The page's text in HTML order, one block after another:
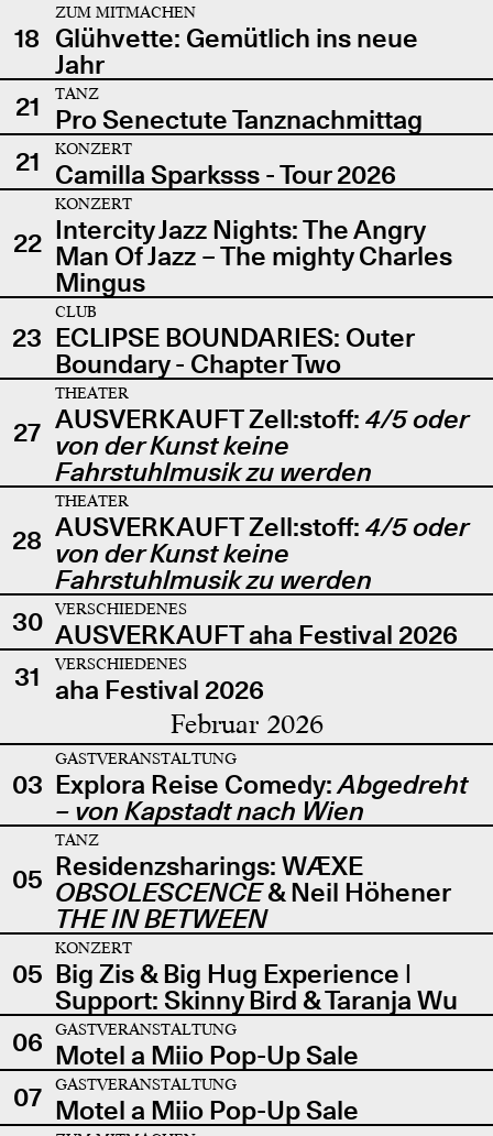
18
ZUM MITMACHEN
Glühvette: Gemütlich ins neue
Jahr
21
TANZ
Pro Senectute Tanznachmittag
21
KONZERT
Camilla Sparksss - Tour 2026
22
KONZERT
Intercity Jazz Nights: The Angry
Man Of Jazz – The mighty Charles
Mingus
23
CLUB
ECLIPSE BOUNDARIES: Outer
Boundary - Chapter Two
27
THEATER
AUSVERKAUFT Zell:stoff: 4/5 oder
von der Kunst keine
Fahrstuhlmusik zu werden
28
THEATER
AUSVERKAUFT Zell:stoff: 4/5 oder
von der Kunst keine
Fahrstuhlmusik zu werden
30
VERSCHIEDENES
AUSVERKAUFT aha Festival 2026
31
VERSCHIEDENES
aha Festival 2026
Februar 2026
03
GASTVERANSTALTUNG
Explora Reise Comedy:Abgedreht
– von Kapstadt nach Wien
05
TANZ
Residenzsharings: WÆXE
OBSOLESCENCE& Neil Höhener
THE IN BETWEEN
05
KONZERT
Big Zis & Big Hug Experience |
Support: Skinny Bird & Taranja Wu
06
GASTVERANSTALTUNG
Motel a Miio Pop-Up Sale
07
GASTVERANSTALTUNG
Motel a Miio Pop-Up Sale